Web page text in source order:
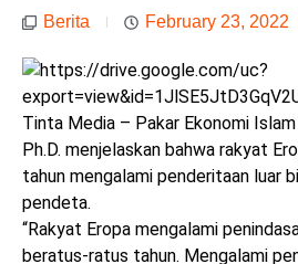
Berita February 23, 2022
Tinta Media – Pakar Ekonomi
Ph.D. menjelaskan bahwa rakyat
tahun mengalami penderitaan luar
pendeta.
“Rakyat Eropa mengalami
beratus-ratus tahun. Mengalami